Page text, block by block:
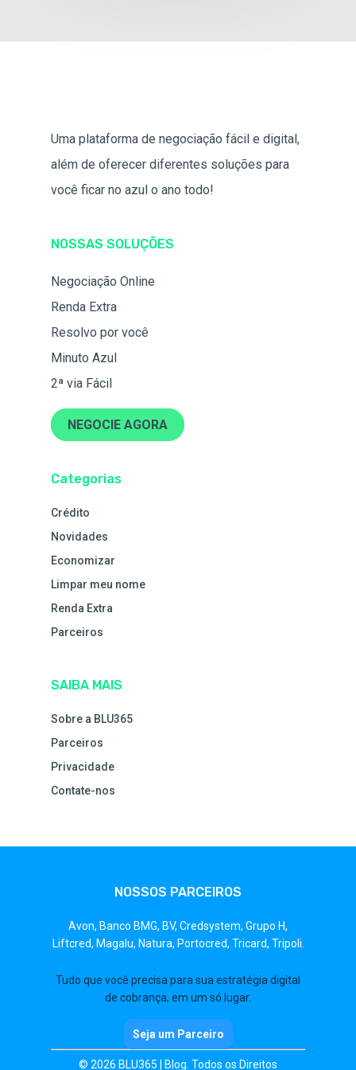
Uma plataforma de negociação fácil e digital,
além de oferecer diferentes soluções para
você ficar no azul o ano todo!
NOSSAS SOLUÇÕES
Negociação Online
Renda Extra
Resolvo por você
Minuto Azul
2ª via Fácil
NEGOCIE AGORA
Categorias
Crédito
Novidades
Economizar
Limpar meu nome
Renda Extra
Parceiros
SAIBA MAIS
Sobre a BLU365
Parceiros
Privacidade
Contate-nos
NOSSOS PARCEIROS
Avon, Banco BMG, BV, Credsystem, Grupo H,
Liftcred, Magalu, Natura, Portocred, Tricard, Tripoli.
Tudo que você precisa para sua estratégia digital
de cobrança, em um só lugar.
Seja um Parceiro
© 2026 BLU365 | Blog. Todos os Direitos